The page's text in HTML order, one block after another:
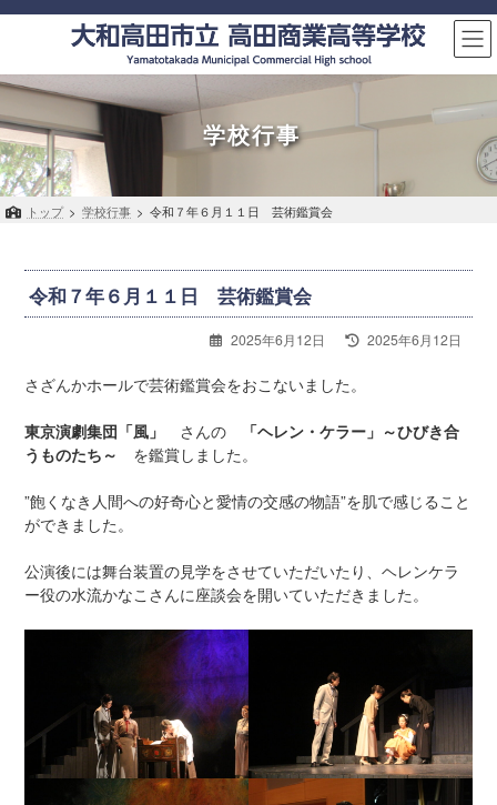
コ
ン
へ
ス
キ
ッ
プ
ナ
ー
ョ
ン
に
移
動
学校行事
トップ > 学校行事 > 令和７年６月１１日 芸術鑑賞会
令和７年６月１１日 芸術鑑賞会
2025年6月12日
最
時
2025年6月12日
さざんかホールで芸術鑑賞会をおこないました。
東京演劇集団「風」 さんの
「ヘレン・ケラー」～ひびき合
うものたち～
を鑑賞しました。
”飽くなき人間への好奇心と愛情の交感の物語”を肌で感じること
ができました。
公演後には舞台装置の見学をさせていただいたり、ヘレンケラ
ー役の水流かなこさんに座談会を開いていただきました。